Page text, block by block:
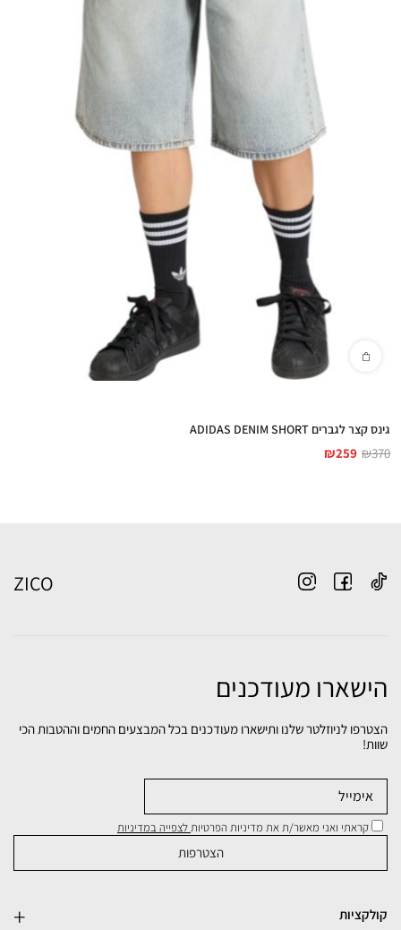
גינס קצר לגברים ADIDAS DENIM SHORT
₪370
₪259
ZICO
הישארו מעודכנים
הצטרפו לניוזלטר שלנו ותישארו מעודכנים בכל המבצעים החמים וההטבות הכי
שוות!
קראתי ואני מאשר/ת את מדיניות הפרטיותלצפייה במדיניות
קולקציות